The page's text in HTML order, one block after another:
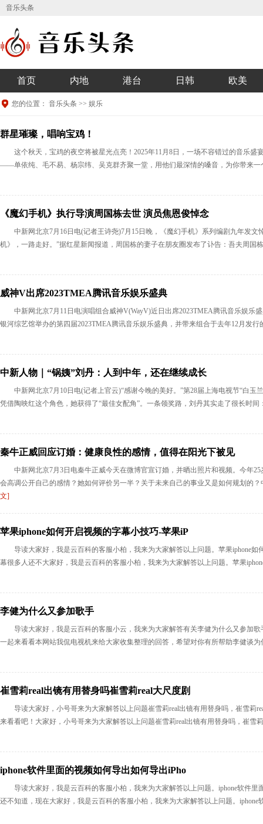
音乐头条
首页 内地 港台 日韩 欧美
您的位置： 音乐头条 >> 娱乐
群星璀璨，唱响宝鸡！
这个秋天，宝鸡的夜空将被星光点亮！2025年11月8日，一场不容错过的音乐
——单依纯、毛不易、杨宗纬、吴克群齐聚一堂，用他们最深情的嗓音，为你带来一
《魔幻手机》执行导演周国栋去世 演员焦恩俊悼念
中新网北京7月16日电(记者王诗尧)7月15日晚，《魔幻手机》系列编剧九年发
机》，一路走好。”据红星新闻报道，周国栋的妻子在朋友圈发布了讣告：吾夫周国
威神V出席2023TMEA腾讯音乐娱乐盛典
中新网北京7月11日电演唱组合威神V(WayV)近日出席2023TMEA腾讯音乐娱乐
银河综艺馆举办的第四届2023TMEA腾讯音乐娱乐盛典，并带来组合于去年12月发行
中新人物｜“锅姨”刘丹：人到中年，还在继续成长
中新网北京7月10日电(记者上官云)“感谢今晚的美好。”第28届上海电视节“白
凭借陶映红这个角色，她获得了“最佳女配角”。一条领奖路，刘丹其实走了很长时
秦牛正威回应订婚：健康良性的感情，值得在阳光下被见
中新网北京7月3日电秦牛正威今天在微博官宣订婚，并晒出照片和视频。今年
会高调公开自己的感情？她如何评价另一半？关于未来自己的事业又是如何规划的
文]
苹果iphone如何开启视频的字幕小技巧-苹果iP
导读大家好，我是云百科的客服小柏，我来为大家解答以上问题。苹果iphone
幕很多人还不大家好，我是云百科的客服小柏，我来为大家解答以上问题。苹果
李健为什么又参加歌手
导读大家好，我是云百科的客服小云，我来为大家解答有关李健为什么又参加
一起来看看本网站我侃电视机来给大家收集整理的回答，希望对你有所帮助李健谈
崔雪莉real出镜有用替身吗崔雪莉real大尺度剧
导读大家好，小号哥来为大家解答以上问题崔雪莉real出镜有用替身吗，崔雪莉
来看看吧！大家好，小号哥来为大家解答以上问题崔雪莉real出镜有用替身吗，崔雪
iphone软件里面的视频如何导出如何导出iPho
导读大家好，我是云百科的客服小柏，我来为大家解答以上问题。iphone软件
还不知道，现在大家好，我是云百科的客服小柏，我来为大家解答以上问题。iphone